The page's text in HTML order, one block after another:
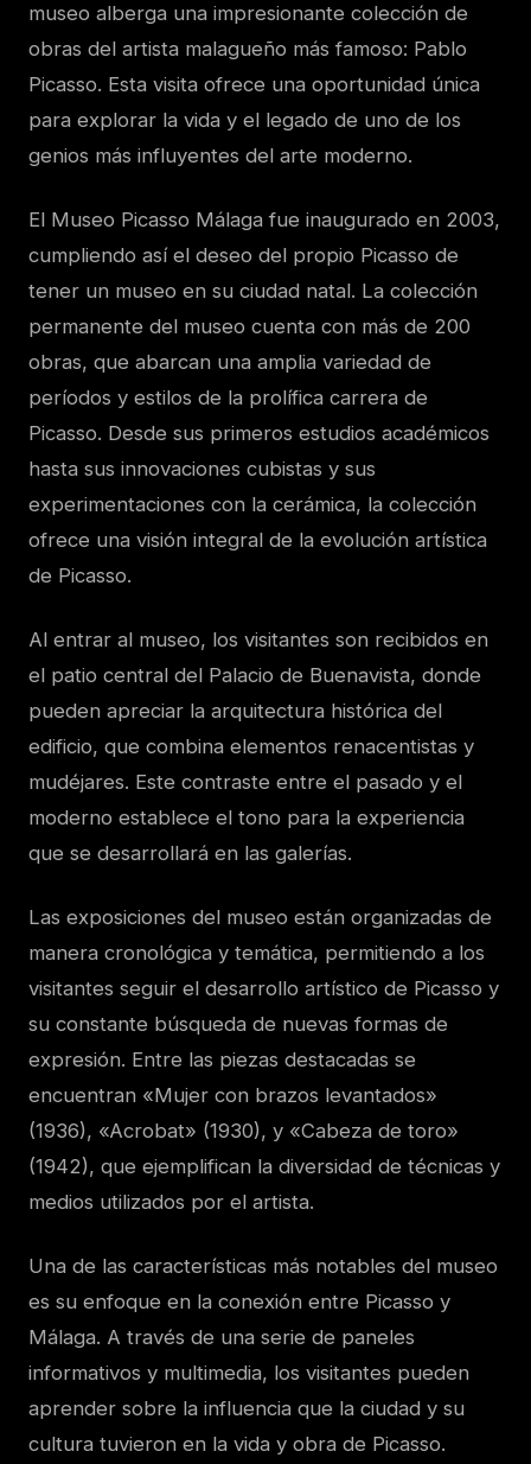
museo alberga una impresionante colección de
obras del artista malagueño más famoso: Pablo
Picasso. Esta visita ofrece una oportunidad única
para explorar la vida y el legado de uno de los
genios más influyentes del arte moderno.
El Museo Picasso Málaga fue inaugurado en 2003,
cumpliendo así el deseo del propio Picasso de
tener un museo en su ciudad natal. La colección
permanente del museo cuenta con más de 200
obras, que abarcan una amplia variedad de
períodos y estilos de la prolífica carrera de
Picasso. Desde sus primeros estudios académicos
hasta sus innovaciones cubistas y sus
experimentaciones con la cerámica, la colección
ofrece una visión integral de la evolución artística
de Picasso.
Al entrar al museo, los visitantes son recibidos en
el patio central del Palacio de Buenavista, donde
pueden apreciar la arquitectura histórica del
edificio, que combina elementos renacentistas y
mudéjares. Este contraste entre el pasado y el
moderno establece el tono para la experiencia
que se desarrollará en las galerías.
Las exposiciones del museo están organizadas de
manera cronológica y temática, permitiendo a los
visitantes seguir el desarrollo artístico de Picasso y
su constante búsqueda de nuevas formas de
expresión. Entre las piezas destacadas se
encuentran «Mujer con brazos levantados»
(1936), «Acrobat» (1930), y «Cabeza de toro»
(1942), que ejemplifican la diversidad de técnicas y
medios utilizados por el artista.
Una de las características más notables del museo
es su enfoque en la conexión entre Picasso y
Málaga. A través de una serie de paneles
informativos y multimedia, los visitantes pueden
aprender sobre la influencia que la ciudad y su
cultura tuvieron en la vida y obra de Picasso.